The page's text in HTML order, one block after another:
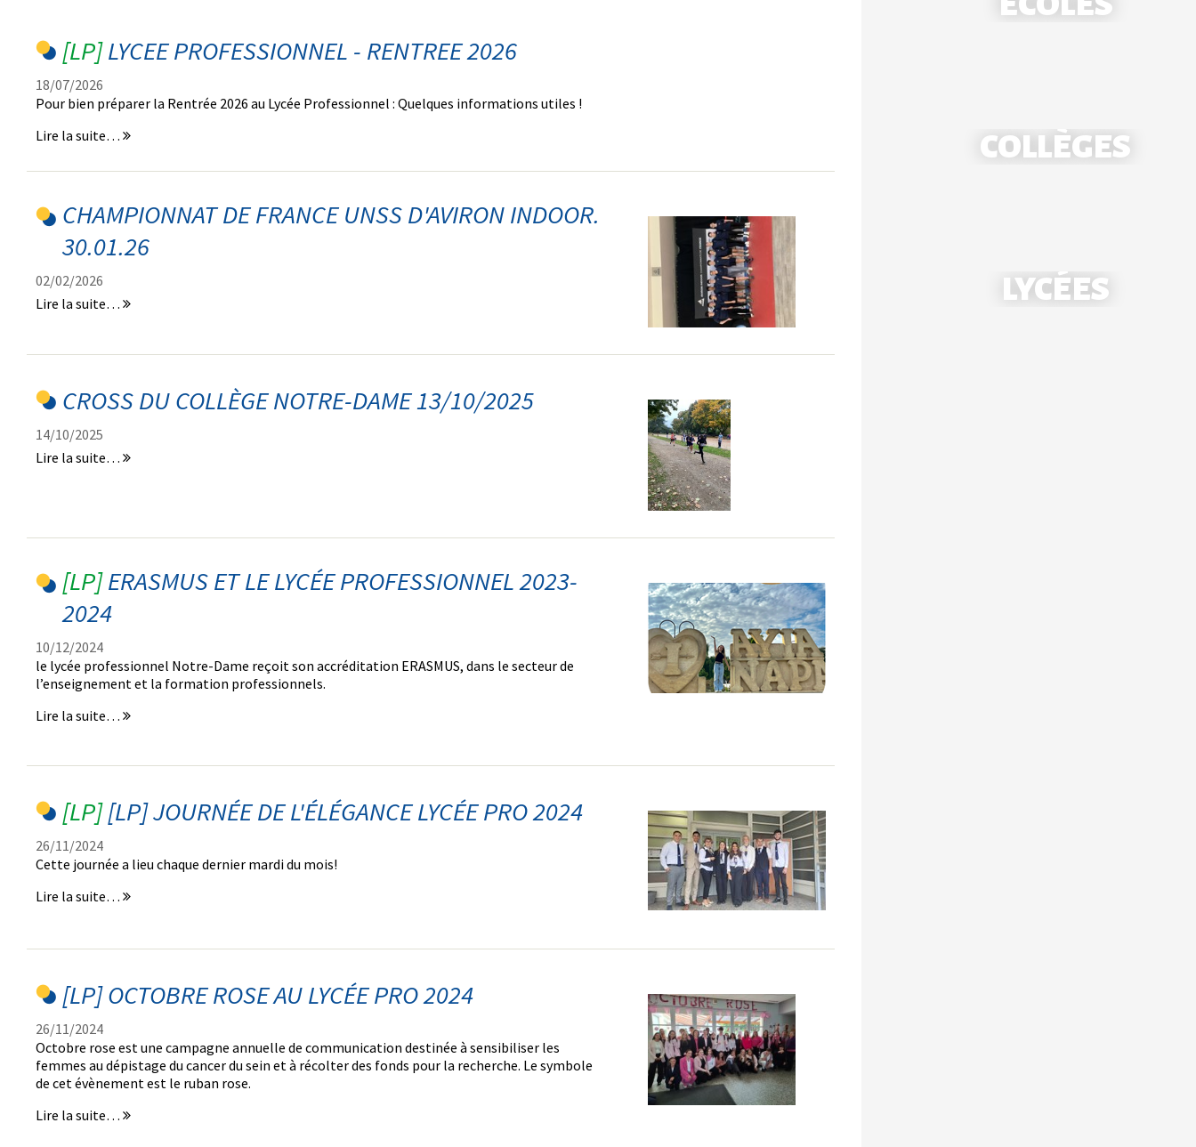
École Saint-Louis - Bonnières
COLLÈGES
LYCÉES
LYCEE PROFESSIONNEL - RENTREE 2026
18/07/2026
Pour bien préparer la Rentrée 2026 au Lycée Professionnel : Quelques informations utiles !
LYCEE
-
2026
-
Lire la suite…
CHAMPIONNAT DE FRANCE UNSS D'AVIRON INDOOR.
30.01.26
02/02/2026
Championnat
UNSS
indoor.
30.01.26
-
Lire la suite…
CROSS DU COLLÈGE NOTRE-DAME 13/10/2025
14/10/2025
Cross
Lire la suite…
ERASMUS ET LE LYCÉE PROFESSIONNEL 2023-
2024
10/12/2024
le lycée professionnel Notre-Dame reçoit son accréditation ERASMUS, dans le secteur de
l’enseignement et la formation professionnels.
Erasmus
Lycée
2023-
2024
-
Lire la suite…
[LP] JOURNÉE DE L'ÉLÉGANCE LYCÉE PRO 2024
26/11/2024
Cette journée a lieu chaque dernier mardi du mois!
[LP]
l'élégance
Pro
2024
Lire la suite…
[LP] OCTOBRE ROSE AU LYCÉE PRO 2024
26/11/2024
Octobre rose est une campagne annuelle de communication destinée à sensibiliser les
femmes au dépistage du cancer du sein et à récolter des fonds pour la recherche. Le symbole
de cet évènement est le ruban rose.
[LP]
Lire la suite…